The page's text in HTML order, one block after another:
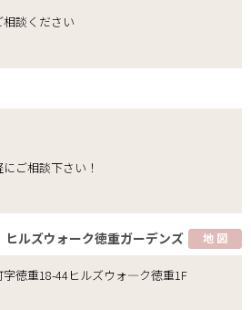
談ください
ご相談下さい！
ルズウォーク徳重ガーデンズ 地 図
徳重18-44ヒルズウォ―ク徳重1F